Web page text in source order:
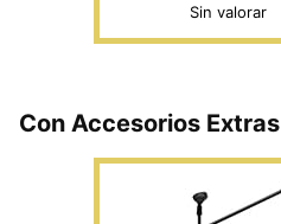
Sin valorar
Con Accesorios Extras